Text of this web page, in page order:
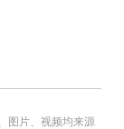
图片、视频均来源